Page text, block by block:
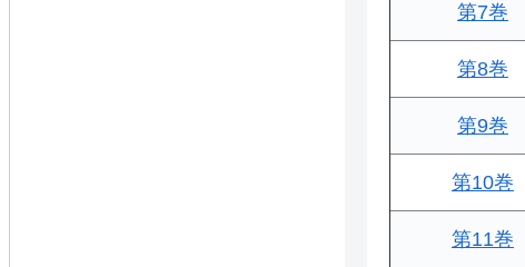
第7巻
第8巻
第9巻
第10巻
第11巻